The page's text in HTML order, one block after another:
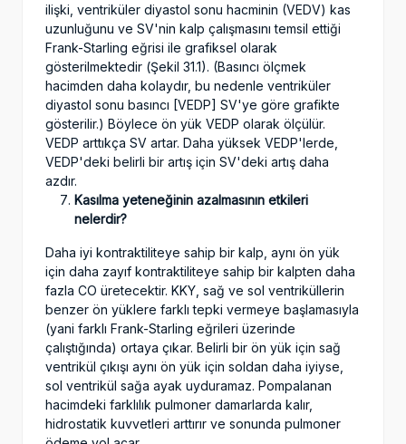
ilişki, ventriküler diyastol sonu hacminin (VEDV) kas
uzunluğunu ve SV'nin kalp çalışmasını temsil ettiği
Frank-Starling eğrisi ile grafiksel olarak
gösterilmektedir (Şekil 31.1). (Basıncı ölçmek
hacimden daha kolaydır, bu nedenle ventriküler
diyastol sonu basıncı [VEDP] SV'ye göre grafikte
gösterilir.) Böylece ön yük VEDP olarak ölçülür.
VEDP arttıkça SV artar. Daha yüksek VEDP'lerde,
VEDP'deki belirli bir artış için SV'deki artış daha
azdır.
Kasılma yeteneğinin azalmasının etkileri
nelerdir?
Daha iyi kontraktiliteye sahip bir kalp, aynı ön yük
için daha zayıf kontraktiliteye sahip bir kalpten daha
fazla CO üretecektir. KKY, sağ ve sol ventriküllerin
benzer ön yüklere farklı tepki vermeye başlamasıyla
(yani farklı Frank-Starling eğrileri üzerinde
çalıştığında) ortaya çıkar. Belirli bir ön yük için sağ
ventrikül çıkışı aynı ön yük için soldan daha iyiyse,
sol ventrikül sağa ayak uyduramaz. Pompalanan
hacimdeki farklılık pulmoner damarlarda kalır,
hidrostatik kuvvetleri arttırır ve sonunda pulmoner